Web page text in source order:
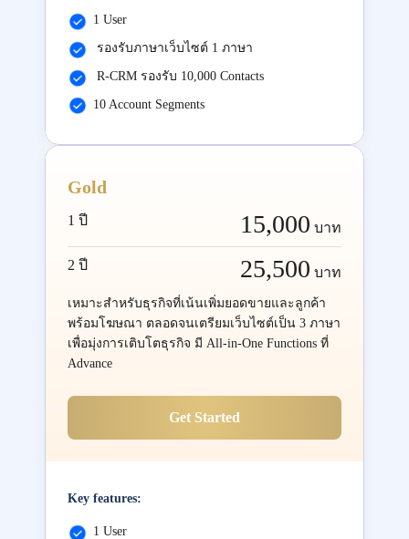
1 User
รองรับภาษาเว็บไซต์ 1 ภาษา
R-CRM รองรับ 10,000 Contacts
10 Account Segments
Gold
1 ปี 15,000 บาท
2 ปี 25,500 บาท
เหมาะสำหรับธุรกิจที่เน้นเพิ่มยอดขายและลูกค้า
พร้อมโฆษณา ตลอดจนเตรียมเว็บไซต์เป็น 3 ภาษา
เพื่อมุ่งการเติบโตธุรกิจ มี All-in-One Functions ที่
Advance
Get Started
Key features:
1 User